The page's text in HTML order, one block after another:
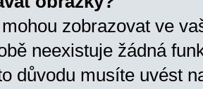
zobrazovat ve
neexistuje žádná
důvodu musíte uvést